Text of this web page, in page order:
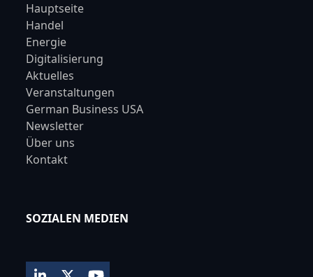
Hauptseite
Handel
Energie
Digitalisierung
Aktuelles
Veranstaltungen
German Business USA
Newsletter
Über uns
Kontakt
SOZIALEN MEDIEN